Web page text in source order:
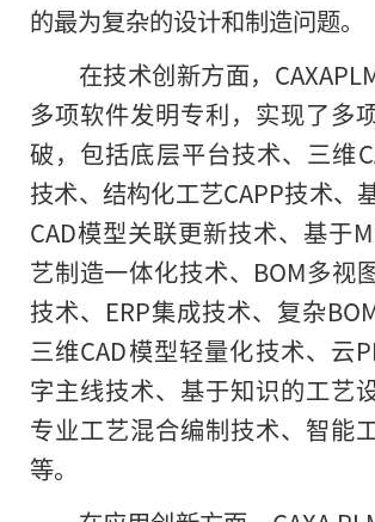
的最为复杂的设计和制造问题。
在技术创新方面，
多项软件发明专利，实现了多
破，包括底层平台技术、三维
技术、结构化工艺CAPP技术、
CAD模型关联更新技术、基于
艺制造一体化技术、BOM多视
技术、ERP集成技术、复杂
三维CAD模型轻量化技术、云
字主线技术、基于知识的工艺
专业工艺混合编制技术、智能
等。